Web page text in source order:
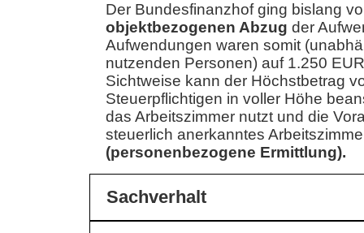
Der Bundesfinanzhof ging bislang
objektbezogenen Abzug der
Aufwendungen waren somit
nutzenden Personen) auf 1.250
Sichtweise kann der Höchstbetrag
Steuerpflichtigen in voller Höhe
das Arbeitszimmer nutzt und die
steuerlich anerkanntes
(personenbezogene Ermittlung).
Sachverhalt